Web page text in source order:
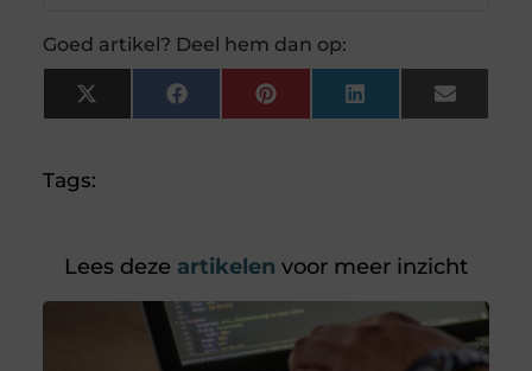
Goed artikel? Deel hem dan op:
X
(Twitter)
FacebookPinterestLinkedInEmail
Tags:
Lees deze artikelen voor meer inzicht